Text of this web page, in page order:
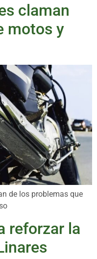
claman
motos y
de los problemas que
reforzar la